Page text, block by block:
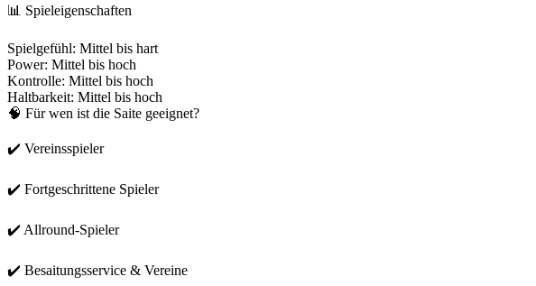
📊 Spieleigenschaften
Spielgefühl: Mittel bis hart
Power: Mittel bis hoch
Kontrolle: Mittel bis hoch
Haltbarkeit: Mittel bis hoch
🧠 Für wen ist die Saite geeignet?
✔️ Vereinsspieler
✔️ Fortgeschrittene Spieler
✔️ Allround-Spieler
✔️ Besaitungsservice & Vereine